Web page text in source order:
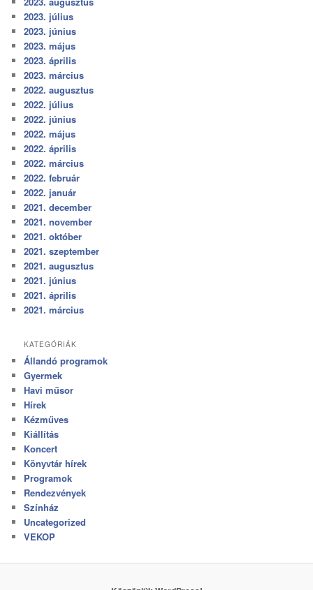
2023. július
2023. június
2023. május
2023. április
2023. március
2022. augusztus
2022. július
2022. június
2022. május
2022. április
2022. március
2022. február
2022. január
2021. december
2021. november
2021. október
2021. szeptember
2021. augusztus
2021. június
2021. április
2021. március
KATEGÓRIÁK
Állandó programok
Gyermek
Havi műsor
Hírek
Kézműves
Kiállítás
Koncert
Könyvtár hírek
Programok
Rendezvények
Színház
Uncategorized
VEKOP